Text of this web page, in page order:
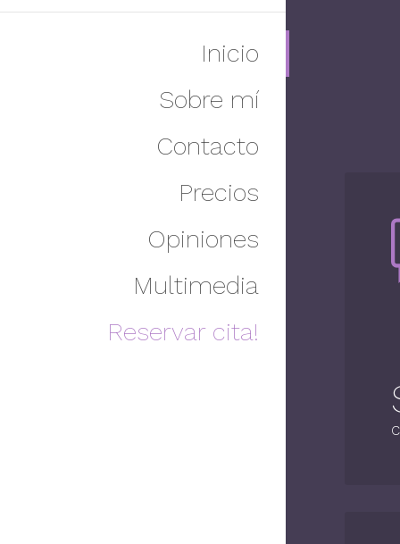
Inicio
Sobre mí
Contacto
Precios
Opiniones
Multimedia
Reservar cita!